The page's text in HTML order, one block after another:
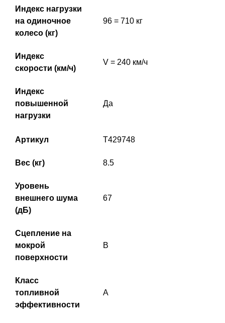
Индекс нагрузки
на одиночное
колесо (кг)
96 = 710 кг
Индекс
скорости (км/ч)
V = 240 км/ч
Индекс
повышенной
нагрузки
Да
Артикул T429748
Вес (кг) 8.5
Уровень
внешнего шума
(дБ)
67
Сцепление на
мокрой
поверхности
B
Класс
топливной
эффективности
A